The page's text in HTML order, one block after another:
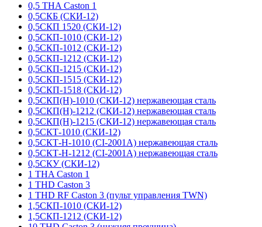
0,5 THA Caston 1
0,5СКБ (СКИ-12)
0,5СКП 1520 (СКИ-12)
0,5СКП-1010 (СКИ-12)
0,5СКП-1012 (СКИ-12)
0,5СКП-1212 (СКИ-12)
0,5СКП-1215 (СКИ-12)
0,5СКП-1515 (СКИ-12)
0,5СКП-1518 (СКИ-12)
0,5СКП(Н)-1010 (СКИ-12) нержавеющая сталь
0,5СКП(Н)-1212 (СКИ-12) нержавеющая сталь
0,5СКП(Н)-1215 (СКИ-12) нержавеющая сталь
0,5СКТ-1010 (СКИ-12)
0,5СКТ-Н-1010 (CI-2001A) нержавеющая сталь
0,5СКТ-Н-1212 (CI-2001A) нержавеющая сталь
0,5СКУ (СКИ-12)
1 THA Caston 1
1 THD Caston 3
1 THD RF Caston 3 (пульт управления TWN)
1,5СКП-1010 (СКИ-12)
1,5СКП-1212 (СКИ-12)